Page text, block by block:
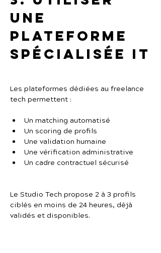
une
plateforme
spécialisée IT
Les plateformes dédiées au freelance
tech permettent :
Un matching automatisé
Un scoring de profils
Une validation humaine
Une vérification administrative
Un cadre contractuel sécurisé
Le Studio Tech propose 2 à 3 profils
ciblés en moins de 24 heures, déjà
validés et disponibles.